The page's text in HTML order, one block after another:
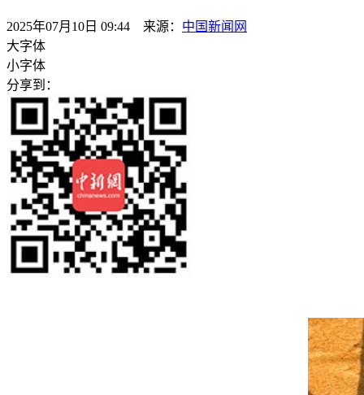
2025年07月10日 09:44 来源： 中国新闻网
大字体
小字体
分享到：